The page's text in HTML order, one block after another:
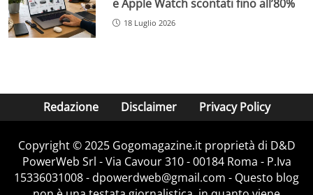
e Apple Watch scontati fino all’80%
18 Luglio 2026
Redazione Disclaimer Privacy Policy
Copyright © 2025 Gogomagazine.it proprietà di D&D
PowerWeb Srl - Via Cavour 310 - 00184 Roma - P.Iva
15336031008 - dpowerdweb@gmail.com - Questo blog